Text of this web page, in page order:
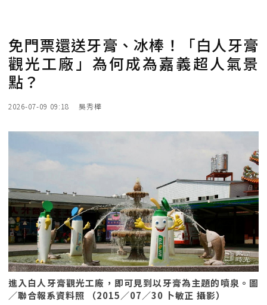
免門票還送牙膏、冰棒！「白人牙膏
觀光工廠」為何成為嘉義超人氣景
點？
2026-07-09 09:18 吳秀樺
進入白人牙膏觀光工廠，即可見到以牙膏為主題的噴泉。圖
／聯合報系資料照 （2015／07／30 卜敏正 攝影）